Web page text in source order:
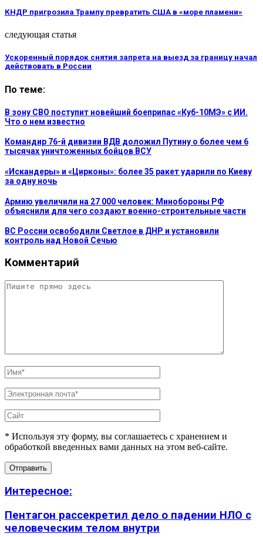
КНДР пригрозила Трампу превратить США в «море пламени»
следующая статья
Ускоренный порядок снятия запрета на выезд за границу начал
действовать в России
По теме:
В зону СВО поступит новейший боеприпас «Куб-10МЭ» с ИИ.
Что о нем известно
Командир 76-й дивизии ВДВ доложил Путину о более чем 6
тысячах уничтоженных бойцов ВСУ
«Искандеры» и «Цирконы»: более 35 ракет ударили по Киеву
за одну ночь
Армию увеличили на 27 000 человек: Минобороны РФ
объяснили для чего создают военно-строительные части
ВС России освободили Светлое в ДНР и установили
контроль над Новой Сечью
Комментарий
* Используя эту форму, вы соглашаетесь с хранением и
обработкой введенных вами данных на этом веб-сайте.
Интересное:
Пентагон рассекретил дело о падении НЛО с
человеческим телом внутри